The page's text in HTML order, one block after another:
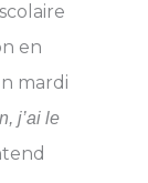
en
mardi
j’ai le